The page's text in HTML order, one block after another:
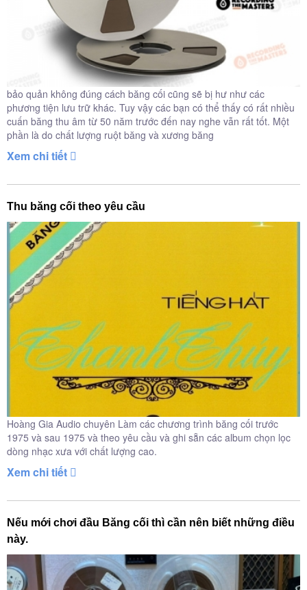
bảo quản không đúng cách băng cối cũng sẽ bị hư như các
phương tiện lưu trữ khác. Tuy vậy các bạn có thể thấy có rất nhiều
cuấn băng thu âm từ 50 năm trước đến nay nghe vẫn rất tốt. Một
phần là do chất lượng ruột băng và xương băng
Xem chi tiết
Thu băng cối theo yêu cầu
Hoàng Gia Audio chuyên Làm các chương trình băng cối trước
1975 và sau 1975 và theo yêu cầu và ghi sẵn các album chọn lọc
dòng nhạc xưa với chất lượng cao.
Xem chi tiết
Nếu mới chơi đầu Băng cối thì cần nên biết những điều
này.